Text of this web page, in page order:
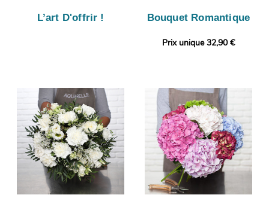
L’art D'offrir ! Bouquet Romantique
Prix unique 32,90 €